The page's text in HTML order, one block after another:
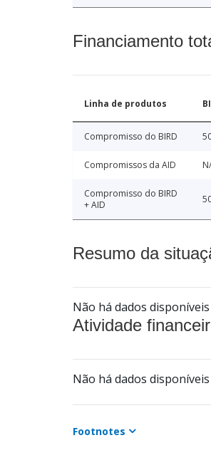
Financiamento
Linha de produtos
Compromisso do BIRD
Compromissos da AID
Compromisso do BIRD
+ AID
Resumo da
Não há dados disponíveis
Atividade
Não há dados disponíveis
Footnotes